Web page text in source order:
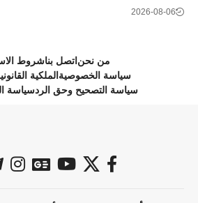
2026-08-06
من نحن اتصل بناشروط
سياسة الخصوصية الملكية
سياسة التصحيح وحق الردسياسة